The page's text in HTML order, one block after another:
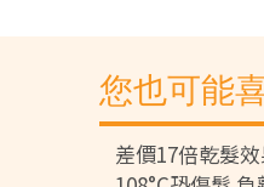
您也可能
差價17倍乾髮